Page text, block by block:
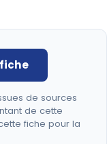
de sources
de cette
fiche pour la